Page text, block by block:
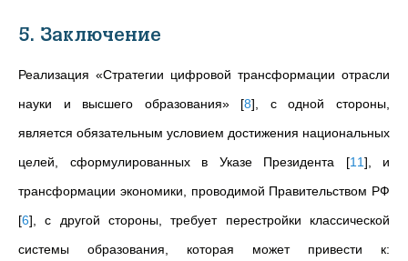
5. Заключение
Реализация «Стратегии цифровой трансформации отрасли
науки и высшего образования» [8] , с одной стороны,
является обязательным условием достижения национальных
целей, сформулированных в Указе Президента [11] , и
трансформации экономики, проводимой Правительством РФ
[6] , с другой стороны, требует перестройки классической
системы образования, которая может привести к: